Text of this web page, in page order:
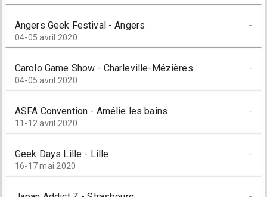
Angers Geek Festival - Angers
04-05 avril 2020
-
Carolo Game Show - Charleville-Mézières
04-05 avril 2020
-
ASFA Convention - Amélie les bains
11-12 avril 2020
-
Geek Days Lille - Lille
16-17 mai 2020
-